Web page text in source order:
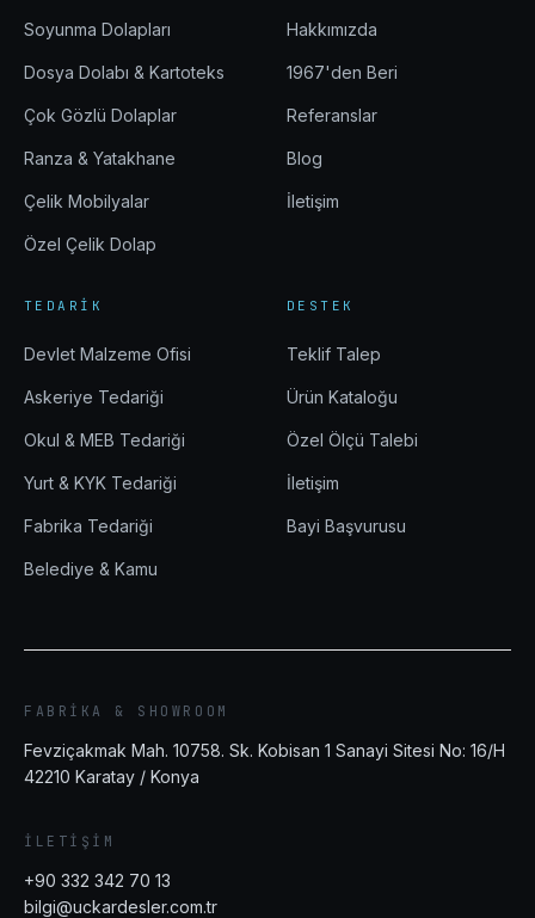
Soyunma Dolapları
Dosya Dolabı & Kartoteks
Çok Gözlü Dolaplar
Ranza & Yatakhane
Çelik Mobilyalar
Özel Çelik Dolap
Hakkımızda
1967'den Beri
Referanslar
Blog
İletişim
TEDARIK
Devlet Malzeme Ofisi
Askeriye Tedariği
Okul & MEB Tedariği
Yurt & KYK Tedariği
Fabrika Tedariği
Belediye & Kamu
DESTEK
Teklif Talep
Ürün Kataloğu
Özel Ölçü Talebi
İletişim
Bayi Başvurusu
FABRIKA & SHOWROOM
Fevziçakmak Mah. 10758. Sk. Kobisan 1 Sanayi Sitesi No: 16/H
42210 Karatay / Konya
İLETIŞIM
+90 332 342 70 13
bilgi@uckardesler.com.tr